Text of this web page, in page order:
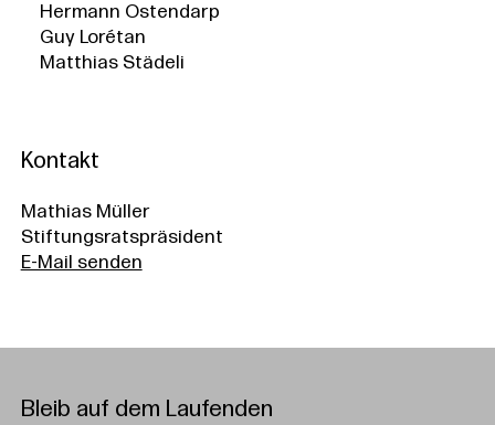
Hermann Ostendarp
Guy Lorétan
Matthias Städeli
Kontakt
Mathias Müller
Stiftungsratspräsident
E-Mail senden
Bleib auf dem Laufenden